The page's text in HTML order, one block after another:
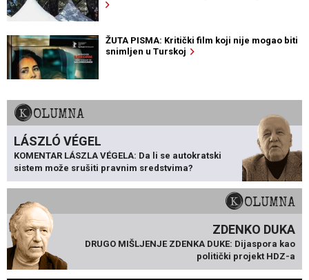
ŽUTA PISMA: Kritički film koji nije mogao biti
snimljen u Turskoj
KOLUMNA
LÁSZLÓ VÉGEL
KOMENTAR LÁSZLA VÉGELA: Da li se autokratski
sistem može srušiti pravnim sredstvima?
KOLUMNA
ZDENKO DUKA
DRUGO MIŠLJENJE ZDENKA DUKE: Dijaspora kao
politički projekt HDZ-a